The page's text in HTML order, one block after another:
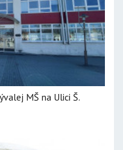
MŠ na Ulici Š.